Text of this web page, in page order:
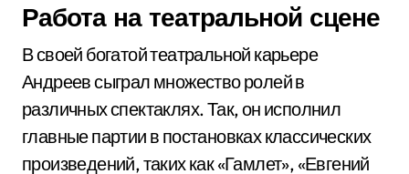
Работа на театральной сцене
В своей богатой театральной карьере
Андреев сыграл множество ролей в
различных спектаклях. Так, он исполнил
главные партии в постановках классических
произведений, таких как «Гамлет», «Евгений